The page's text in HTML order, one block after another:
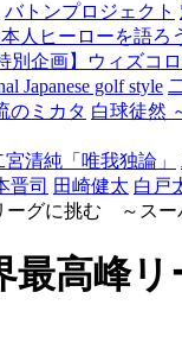
バトンプロジェクト
本人ヒーローを語
別企画】ウィズコ
Japanese golf style
のミカタ 白球徒然
宮清純「唯我独論」
晋司 田崎健太 白戸
グに挑む ～スー
高峰